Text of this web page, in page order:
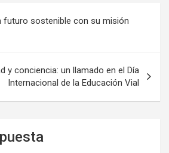
futuro sostenible con su misión
y conciencia: un llamado en el Día
Internacional de la Educación Vial